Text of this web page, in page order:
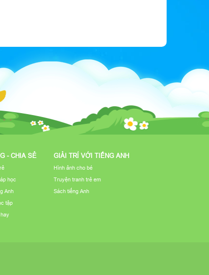
- CHIA SẺ
học
Anh
tập
GIẢI TRÍ VỚI TIẾNG ANH
Hình ảnh cho bé
Truyện tranh trẻ em
Sách tiếng Anh